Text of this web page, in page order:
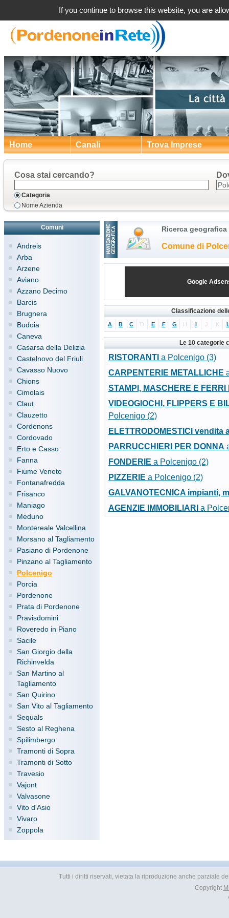
Home Canali Trova Imprese
Cosa stai cercando?
Categoria
Nome Azienda
Comuni
Andreis
Arba
Arzene
Aviano
Azzano Decimo
Barcis
Brugnera
Budoia
Caneva
Casarsa della Delizia
Castelnovo del Friuli
Cavasso Nuovo
Chions
Cimolais
Claut
Clauzetto
Cordenons
Cordovado
Erto e Casso
Fanna
Fiume Veneto
Fontanafredda
Frisanco
Maniago
Meduno
Montereale Valcellina
Morsano al Tagliamento
Pasiano di Pordenone
Pinzano al Tagliamento
Polcenigo
Porcia
Pordenone
Prata di Pordenone
Pravisdomini
Roveredo in Piano
Sacile
San Giorgio della
Richinvelda
San Martino al
Tagliamento
San Quirino
San Vito al Tagliamento
Sequals
Sesto al Reghena
Spilimbergo
Tramonti di Sopra
Tramonti di Sotto
Travesio
Vajont
Valvasone
Vito d'Asio
Vivaro
Zoppola
Ricerca
Comune di
Google
Classificazione
A B C D E F G H I J K
Le 10 categorie
RISTORANTI a Polcenigo (3)
CARPENTERIE METALLICHE
STAMPI, MASCHERE E
VIDEOGIOCHI, FLIPPERS E
Polcenigo (2)
ELETTRODOMESTICI vendita
PARRUCCHIERI PER DONNA
FONDERIE a Polcenigo (2)
PIZZERIE a Polcenigo (2)
GALVANOTECNICA impianti,
AGENZIE IMMOBILIARI a
Tutti i diritti riservati, vietata la riproduzione anche parziale
Copyright
If you continue to browse this website, you are